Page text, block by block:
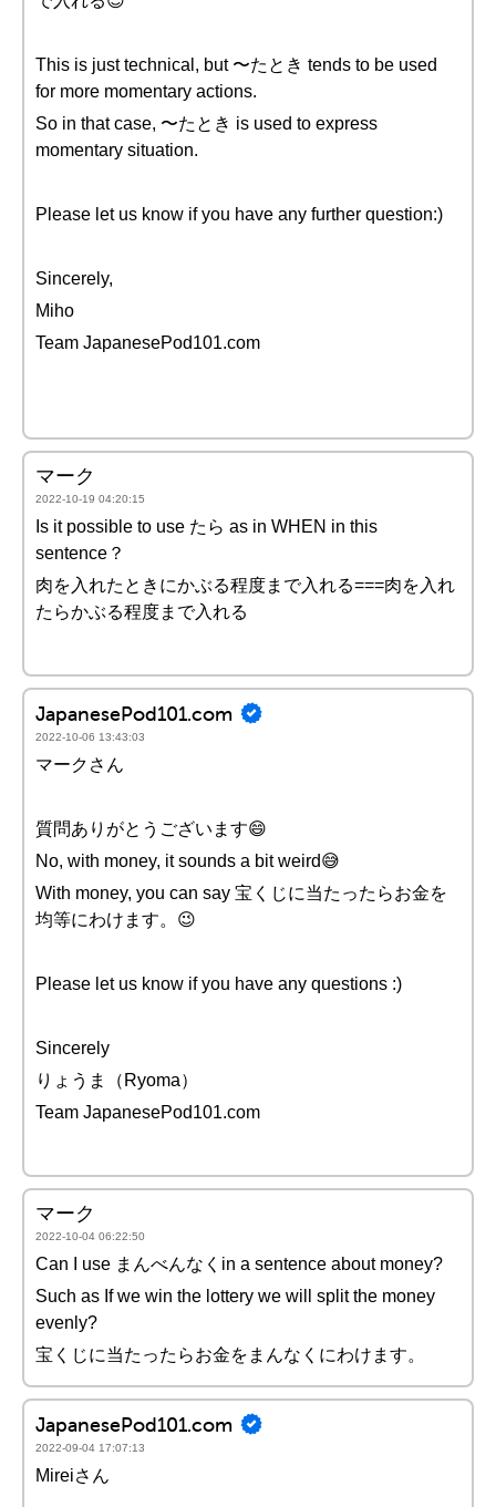
This is just technical, but 〜たとき tends to be used
for more momentary actions.
So in that case, 〜たとき is used to express
momentary situation.
Please let us know if you have any further question:)
Sincerely,
Miho
Team JapanesePod101.com
マーク
2022-10-19 04:20:15
Is it possible to use たら as in WHEN in this
sentence？
肉を入れたときにかぶる程度まで入れる===肉を入れ
たらかぶる程度まで入れる
JapanesePod101.com
2022-10-06 13:43:03
マークさん
質問ありがとうございます😄
No, with money, it sounds a bit weird😅
With money, you can say 宝くじに当たったらお金を
均等にわけます。😉
Please let us know if you have any questions :)
Sincerely
りょうま（Ryoma）
Team JapanesePod101.com
マーク
2022-10-04 06:22:50
Can I use まんべんなくin a sentence about money?
Such as If we win the lottery we will split the money
evenly?
宝くじに当たったらお金をまんなくにわけます。
JapanesePod101.com
2022-09-04 17:07:13
Mireiさん